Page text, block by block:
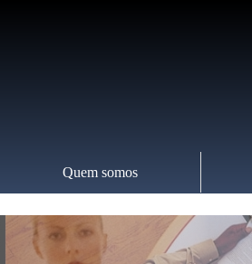
Quem somos